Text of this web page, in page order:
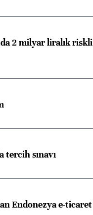
2 milyar liralık riskli
tercih sınavı
Endonezya e-ticaret